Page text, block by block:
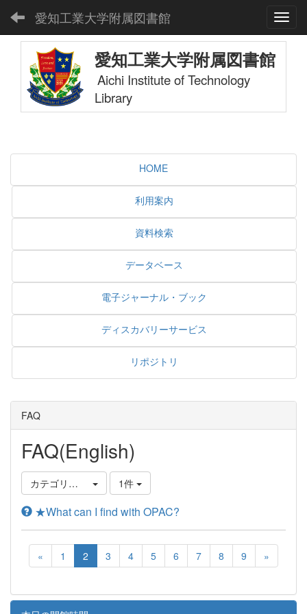
愛知工業大学附属図書館
愛知工業大学附属図書館
Aichi Institute of Technology
Library
HOME
利用案内
資料検索
データベース
電子ジャーナル・ブック
ディスカバリーサービス
リポジトリ
FAQ
FAQ(English)
カテゴリ選択 1件
★What can I find with OPAC?
« 1 2 3 4 5 6 7 8 9 »